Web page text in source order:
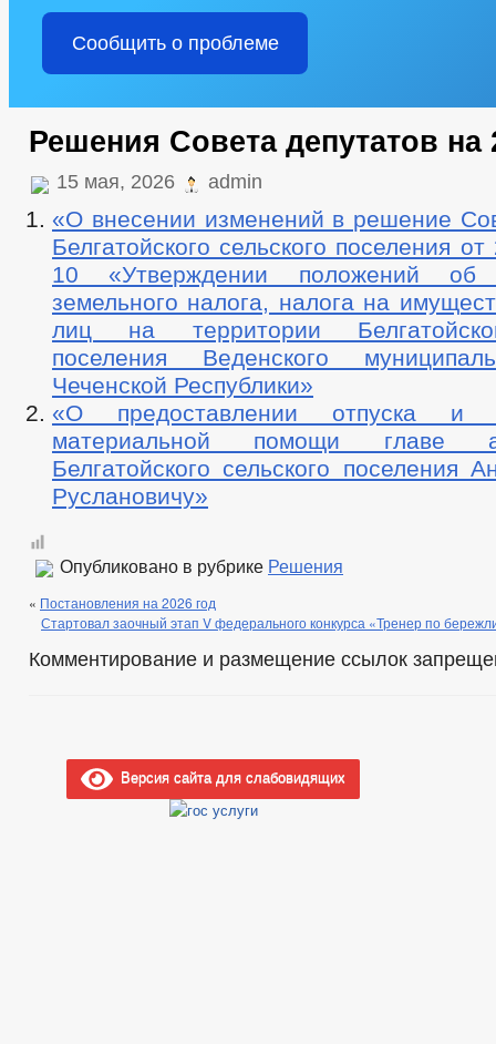
Сообщить о проблеме
Решения Совета депутатов на
15 мая, 2026 admin
«О внесении изменений в решение
Белгатойского сельского поселения
10 «Утверждении положений об
земельного налога, налога на
лиц на территории
поселения Веденского
Чеченской Республики»
«О предоставлении отпуска и
материальной помощи главе
Белгатойского сельского поселения
Руслановичу»
Опубликовано в рубрике Решения
« Постановления на 2026 год
Стартовал заочный этап V федерального конкурса «Тренер по
Комментирование и размещение ссылок
Версия сайта для слабовидящих